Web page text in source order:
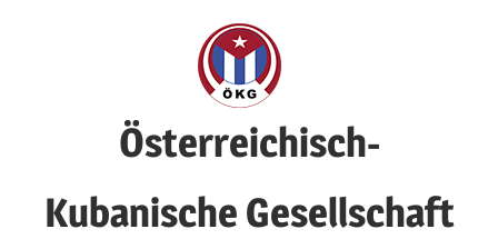
Österreichisch-
Kubanische Gesellschaft